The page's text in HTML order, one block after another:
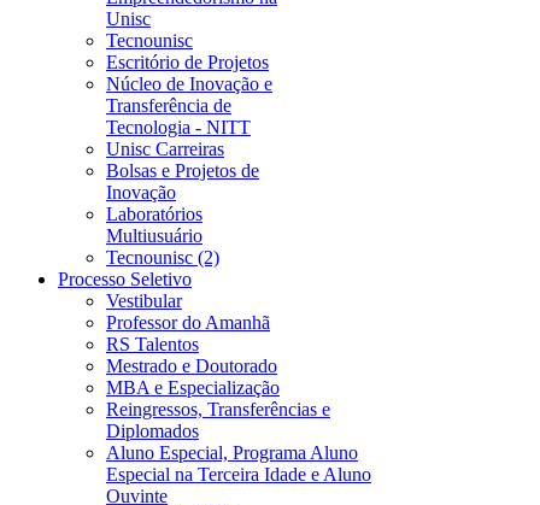
Unisc
Tecnounisc
Escritório de Projetos
Núcleo de Inovação e
Transferência de
Tecnologia - NITT
Unisc Carreiras
Bolsas e Projetos de
Inovação
Laboratórios
Multiusuário
Tecnounisc (2)
Processo Seletivo
Vestibular
Professor do Amanhã
RS Talentos
Mestrado e Doutorado
MBA e Especialização
Reingressos, Transferências e
Diplomados
Aluno Especial, Programa Aluno
Especial na Terceira Idade e Aluno
Ouvinte